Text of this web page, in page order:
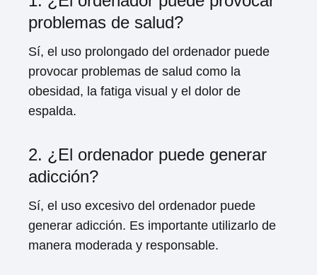
problemas de salud?
Sí, el uso prolongado del ordenador puede
provocar problemas de salud como la
obesidad, la fatiga visual y el dolor de
espalda.
2. ¿El ordenador puede generar
adicción?
Sí, el uso excesivo del ordenador puede
generar adicción. Es importante utilizarlo de
manera moderada y responsable.